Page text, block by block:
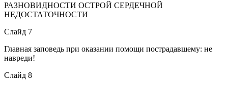
РАЗНОВИДНОСТИ ОСТРОЙ СЕРДЕЧНОЙ
НЕДОСТАТОЧНОСТИ
Слайд 7
Главная заповедь при оказании помощи пострадавшему: не
навреди!
Слайд 8